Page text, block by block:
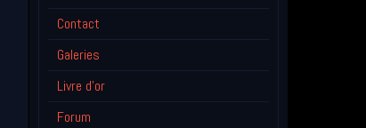
Contact
Galeries
Livre d'or
Forum